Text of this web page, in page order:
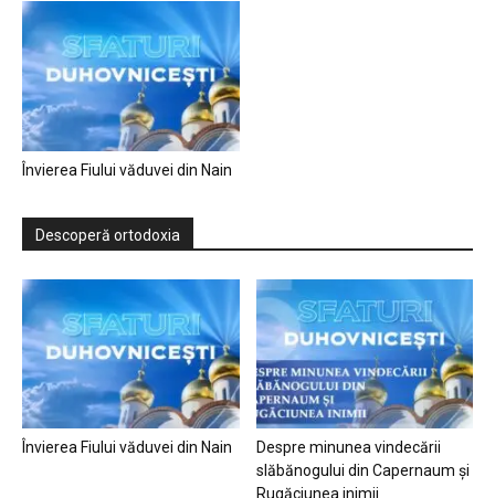
Învierea Fiului văduvei din Nain
Descoperă ortodoxia
Învierea Fiului văduvei din Nain
Despre minunea vindecării
slăbănogului din Capernaum și
Rugăciunea inimii